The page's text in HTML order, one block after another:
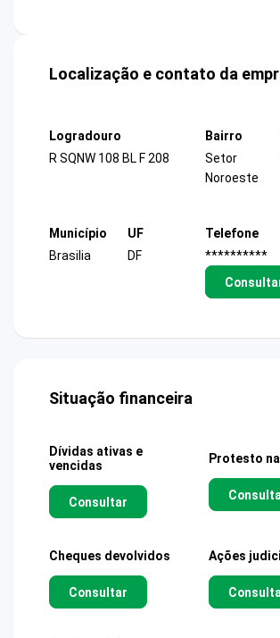
Localização e contato da
Logradouro
R SQNW 108 BL F 208
Bairro
Setor
Noroeste
Município
Brasilia
UF
DF
Telefone
**********
Situação financeira
Dívidas ativas e
vencidas
Consultar
Protesto
Cheques devolvidos
Consultar
Ações